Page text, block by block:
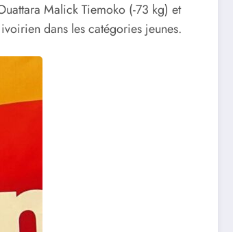
Malick Tiemoko (-73 kg) et
dans les catégories jeunes.